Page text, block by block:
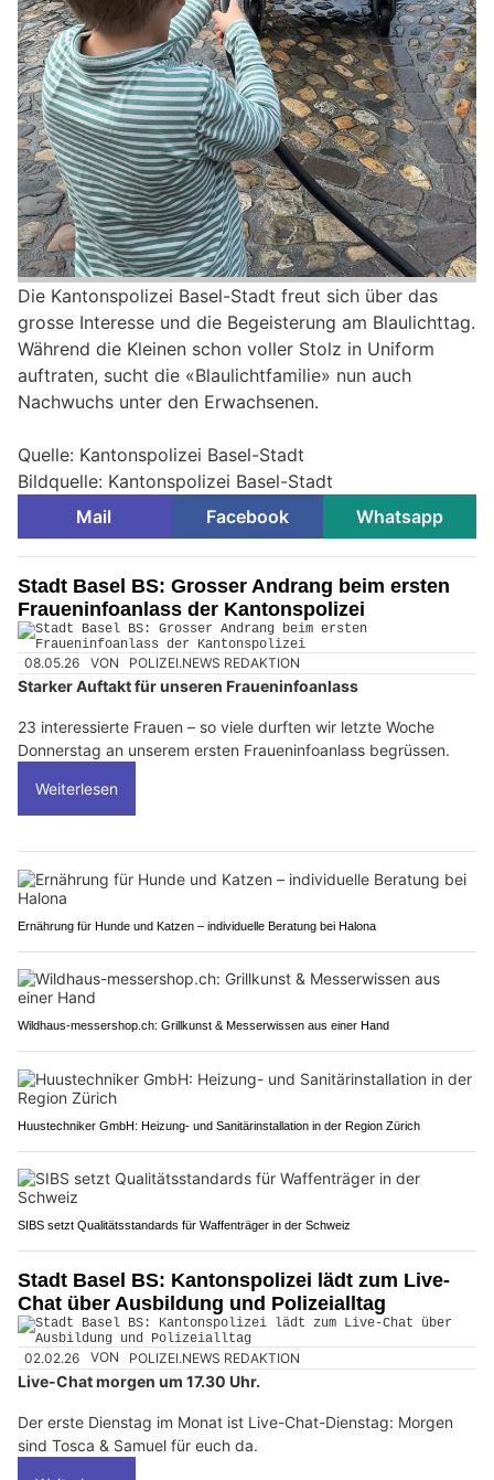
Die Kantonspolizei Basel-Stadt freut sich über das
grosse Interesse und die Begeisterung am Blaulichttag.
Während die Kleinen schon voller Stolz in Uniform
auftraten, sucht die «Blaulichtfamilie» nun auch
Nachwuchs unter den Erwachsenen.
Quelle: Kantonspolizei Basel-Stadt
Bildquelle: Kantonspolizei Basel-Stadt
Mail
Facebook Whatsapp
Stadt Basel BS: Grosser Andrang beim ersten
Fraueninfoanlass der Kantonspolizei
08.05.26 VON POLIZEI.NEWS REDAKTION
Starker Auftakt für unseren Fraueninfoanlass
23 interessierte Frauen – so viele durften wir letzte Woche
Donnerstag an unserem ersten Fraueninfoanlass begrüssen.
Weiterlesen
Ernährung für Hunde und Katzen – individuelle Beratung bei Halona
Wildhaus-messershop.ch: Grillkunst & Messerwissen aus einer Hand
Huustechniker GmbH: Heizung- und Sanitärinstallation in der Region Zürich
SIBS setzt Qualitätsstandards für Waffenträger in der Schweiz
Stadt Basel BS: Kantonspolizei lädt zum Live-
Chat über Ausbildung und Polizeialltag
02.02.26 VON POLIZEI.NEWS REDAKTION
Live-Chat morgen um 17.30 Uhr.
Der erste Dienstag im Monat ist Live-Chat-Dienstag: Morgen
sind Tosca & Samuel für euch da.